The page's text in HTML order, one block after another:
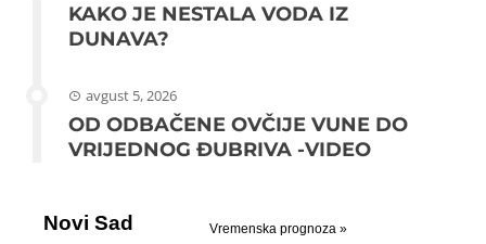
KAKO JE NESTALA VODA IZ
DUNAVA?
avgust 5, 2026
OD ODBAČENE OVČIJE VUNE DO
VRIJEDNOG ĐUBRIVA -VIDEO